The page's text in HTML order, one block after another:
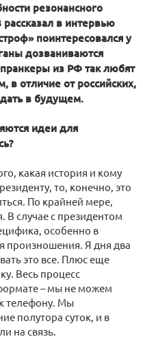
резонансного
в интервью
поинтересовался у
дозваниваются
из РФ так любят
в отличие от российских,
в будущем.
идеи для
какая история и кому
то, конечно, это
По крайней мере,
В случае с президентом
особенно в
произношения. Я дня два
это все. Плюс еще
Весь процесс
– мы не можем
телефону. Мы
полутора суток, и в
на связь.